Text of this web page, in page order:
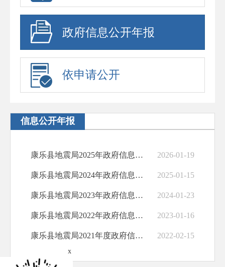
政府信息公开年报
依申请公开
信息公开年报
康乐县地震局2025年政府信息公开工作年度报告 2026-01-19
康乐县地震局2024年政府信息公开工作年度报告 2025-01-15
康乐县地震局2023年政府信息公开工作年度报告 2024-01-23
康乐县地震局2022年政府信息公开工作年度报告 2023-01-16
康乐县地震局2021年度政府信息公开工作年度报告 2022-02-15
x